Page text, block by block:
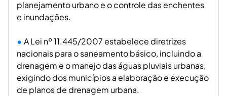
planejamento urbano e o controle das enchentes
e inundações.
A Lei nº 11.445/2007 estabelece diretrizes
nacionais para o saneamento básico, incluindo a
drenagem e o manejo das águas pluviais urbanas,
exigindo dos municípios a elaboração e execução
de planos de drenagem urbana.